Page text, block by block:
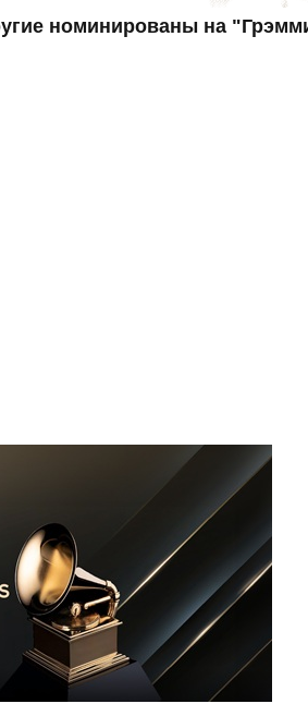
номинированы на